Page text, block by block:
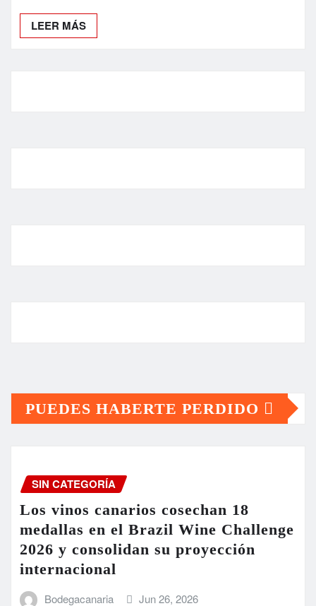
LEER MÁS
PUEDES HABERTE PERDIDO
SIN CATEGORÍA
Los vinos canarios cosechan 18
medallas en el Brazil Wine Challenge
2026 y consolidan su proyección
internacional
Bodegacanaria Jun 26, 2026